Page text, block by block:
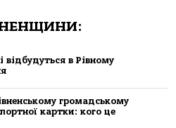
відбудуться в Рівному
громадському
картки: кого це